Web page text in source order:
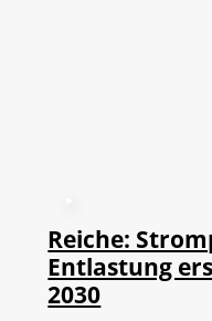
Reiche:
Entlastung
2030